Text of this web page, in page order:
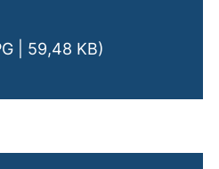
Link, öffnet neues
| 59,48 KB)